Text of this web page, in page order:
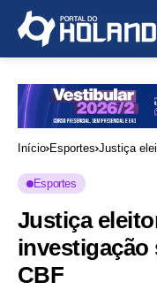
Início Esportes Justiça
Esportes
Justiça
investigação
CBF